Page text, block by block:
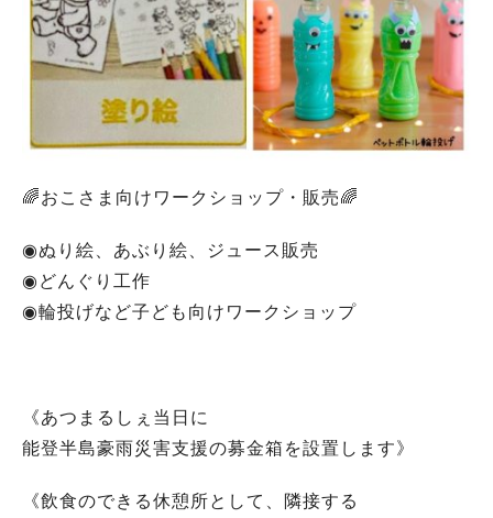
🌈おこさま向けワークショップ・販売🌈
◉ぬり絵、あぶり絵、ジュース販売
◉どんぐり工作
◉輪投げなど子ども向けワークショップ
《あつまるしぇ当日に
能登半島豪雨災害支援の募金箱を設置します》
《飲食のできる休憩所として、隣接する